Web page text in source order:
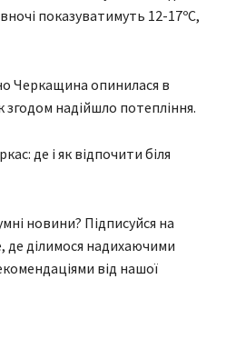
показуватимуть 12-17ºС,
Черкащина опинилася в
згодом надійшло потепління.
де і як відпочити біля
новини? Підписуйся на
де ділимося надихаючими
від нашої